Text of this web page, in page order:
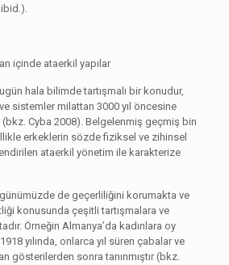
ibid.).
içinde ataerkil yapılar
hala bilimde tartışmalı bir konudur,
sistemler milattan 3000 yıl öncesine
Cyba 2008). Belgelenmiş geçmiş bin
erkeklerin sözde fiziksel ve zihinsel
ataerkil yönetim ile karakterize
de geçerliliğini korumakta ve
konusunda çeşitli tartışmalara ve
Örneğin Almanya’da kadınlara oy
yılında, onlarca yıl süren çabalar ve
gösterilerden sonra tanınmıştır (bkz.